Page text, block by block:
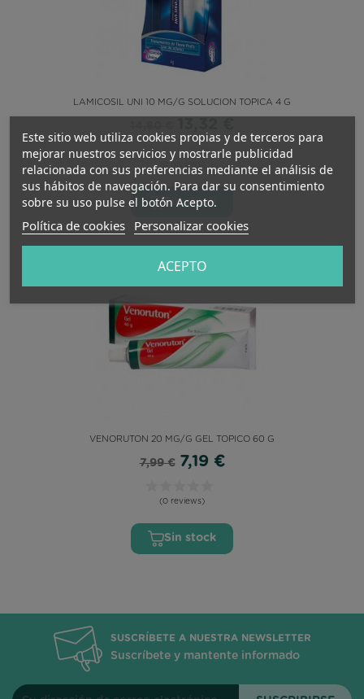
Este sitio web utiliza cookies propias y de terceros para
mejorar nuestros servicios y mostrarle publicidad
relacionada con sus preferencias mediante el análisis de
sus hábitos de navegación. Para dar su consentimiento
sobre su uso pulse el botón Acepto.
Política de cookies Personalizar cookies
ACEPTO
LAMICOSIL UNI 10 MG/G SOLUCION TOPICA 4 G
(0 reviews)
Sin stock
VENORUTON 20 MG/G GEL TOPICO 60 G
7,99 € 7,19 €
(0 reviews)
Sin stock
-10%
SUSCRÍBETE A NUESTRA NEWSLETTER
Suscríbete y mantente informado